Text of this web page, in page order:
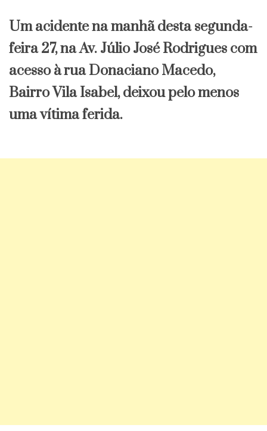
Um acidente na manhã desta segunda-
feira 27, na Av. Júlio José Rodrigues com
acesso à rua Donaciano Macedo,
Bairro Vila Isabel, deixou pelo menos
uma vítima ferida.